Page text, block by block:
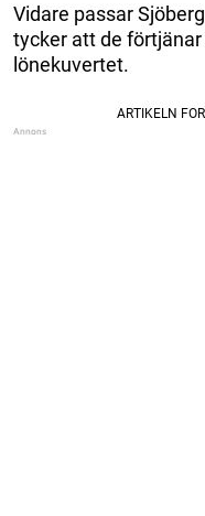
Vidare passar
tycker att de
lönekuvertet.